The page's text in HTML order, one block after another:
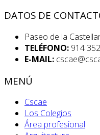
DATOS DE
Paseo de la
TELÉFONO: 914
E-MAIL:
MENÚ
Cscae
Los Colegios
Área profesional